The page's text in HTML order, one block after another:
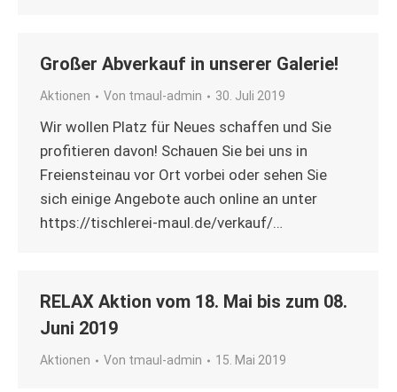
Großer Abverkauf in unserer Galerie!
Aktionen Von tmaul-admin 30. Juli 2019
Wir wollen Platz für Neues schaffen und Sie
profitieren davon! Schauen Sie bei uns in
Freiensteinau vor Ort vorbei oder sehen Sie
sich einige Angebote auch online an unter
https://tischlerei-maul.de/verkauf/…
RELAX Aktion vom 18. Mai bis zum 08.
Juni 2019
Aktionen Von tmaul-admin 15. Mai 2019